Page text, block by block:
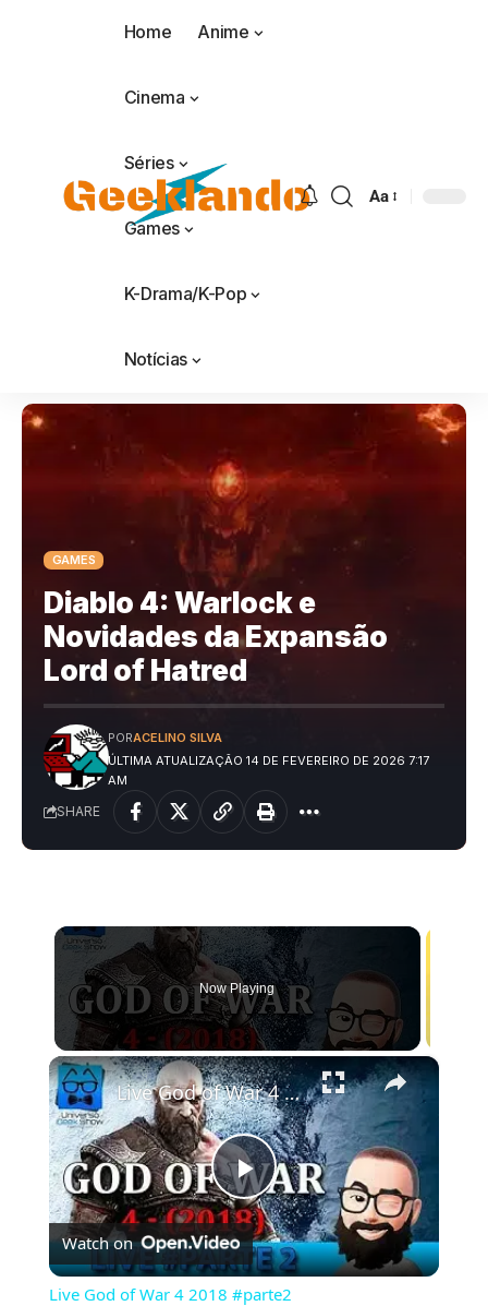
Home Anime
Cinema
Séries
Games
K-Drama/K-Pop
Notícias
Aa
GAMES
Diablo 4: Warlock e
Novidades da Expansão
Lord of Hatred
ÚLTIMA ATUALIZAÇÃO 14 DE FEVEREIRO DE 2026 7:17
AM
PORACELINO SILVA
SHARE
Now Playing
×
Play
Video
Live God of War 4 2018 #parte2
Watch on
Live God of War 4 2018 #parte2